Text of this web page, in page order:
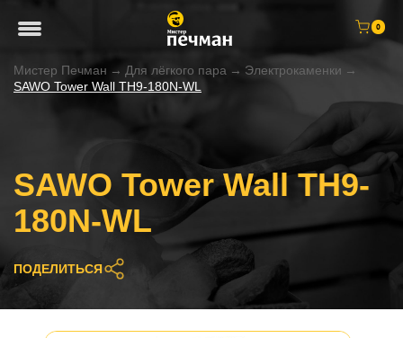
0
Мистер Печман → Для лёгкого пара → Электрокаменки →
SAWO Tower Wall TH9-180N-WL
SAWO Tower Wall TH9-
180N-WL
ПОДЕЛИТЬСЯ